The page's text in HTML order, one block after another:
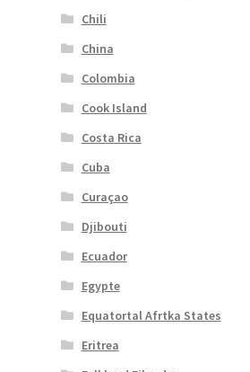
Chili
China
Colombia
Cook Island
Costa Rica
Cuba
Curaçao
Djibouti
Ecuador
Egypte
Equatortal Afrtka States
Eritrea